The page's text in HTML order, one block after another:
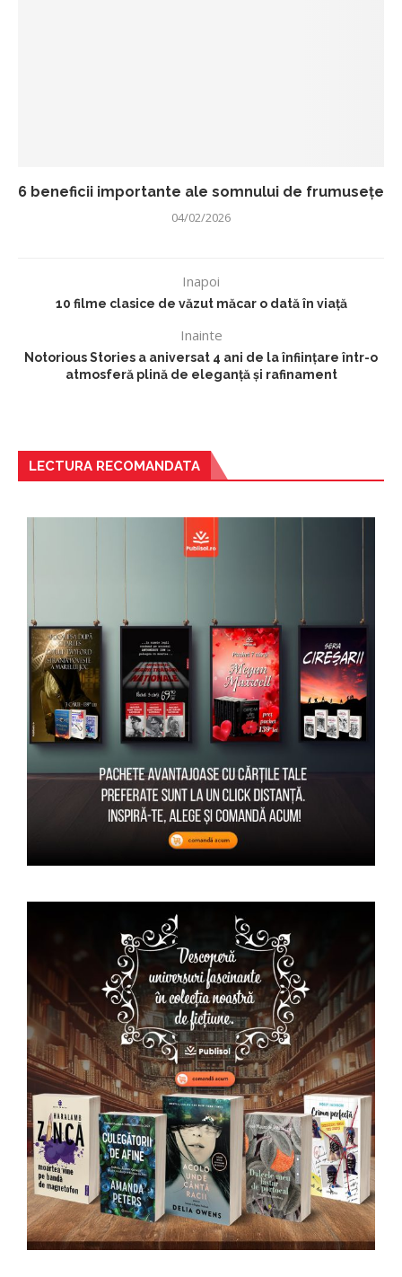
6 beneficii importante ale somnului de frumusețe
04/02/2026
Inapoi
10 filme clasice de văzut măcar o dată în viață
Inainte
Notorious Stories a aniversat 4 ani de la înființare într-o
atmosferă plină de eleganță și rafinament
LECTURA RECOMANDATA